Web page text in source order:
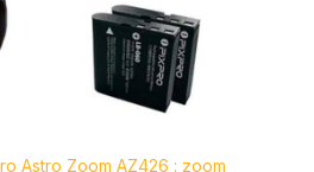
démonter. Il peut
également être
tourné à 360° de
manière flexible, ce
qui est pratique pour
ou les voyages
Astro Zoom AZ426 : zoom